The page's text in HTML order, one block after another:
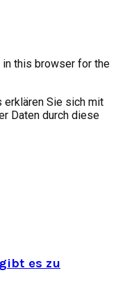
in this browser for the
erklären Sie sich mit
Daten durch diese
es zu